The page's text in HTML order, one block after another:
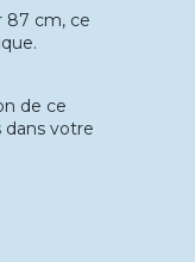
87 cm, ce
de ce
dans votre